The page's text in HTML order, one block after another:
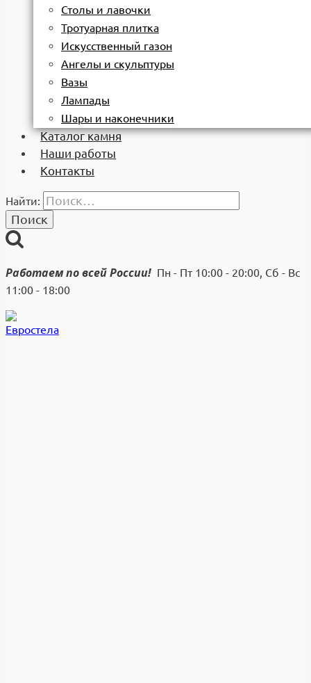
Столы и лавочки
Тротуарная плитка
Искусственный газон
Ангелы и скульптуры
Вазы
Лампады
Шары и наконечники
Каталог камня
Наши работы
Контакты
Найти:
Работаем по всей России! Пн - Пт 10:00 - 20:00, Сб - Вс
11:00 - 18:00